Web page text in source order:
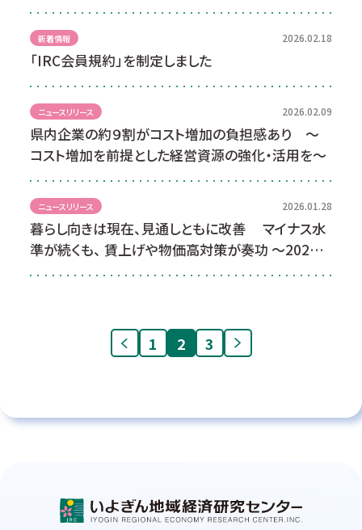
新着情報 2026.02.18
「IRC会員規約」を制定しました
ニュースリリース 2026.02.09
県内企業の約９割がコスト増加の負担感あり ～
コスト増加を前提とした経営資源の強化・活用を～
ニュースリリース 2026.01.28
暮らし向きは現在、見通しともに改善 マイナス水
準が続くも、 賃上げや物価高対策が奏功 ～2025年
12月消費者アンケート結果～
1 2 3